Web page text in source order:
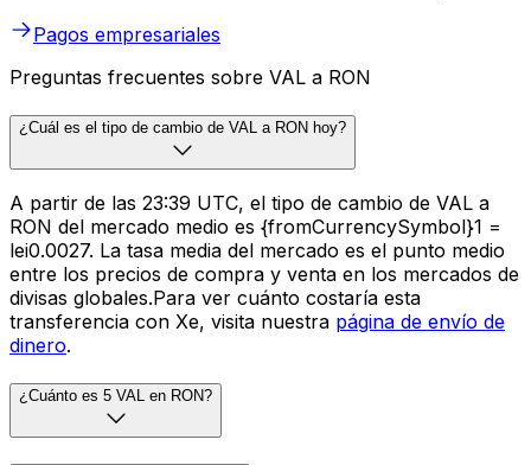
Pagos empresariales
Preguntas frecuentes sobre VAL a RON
¿Cuál es el tipo de cambio de VAL a RON hoy?
A partir de las 23:39 UTC, el tipo de cambio de VAL a
RON del mercado medio es {fromCurrencySymbol}1 =
lei0.0027. La tasa media del mercado es el punto medio
entre los precios de compra y venta en los mercados de
divisas globales.Para ver cuánto costaría esta
transferencia con Xe, visita nuestra página de envío de
dinero.
¿Cuánto es 5 VAL en RON?